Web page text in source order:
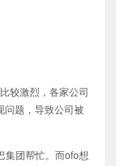
较激烈，各家公司
问题，导致公司被
集团帮忙。而ofo想